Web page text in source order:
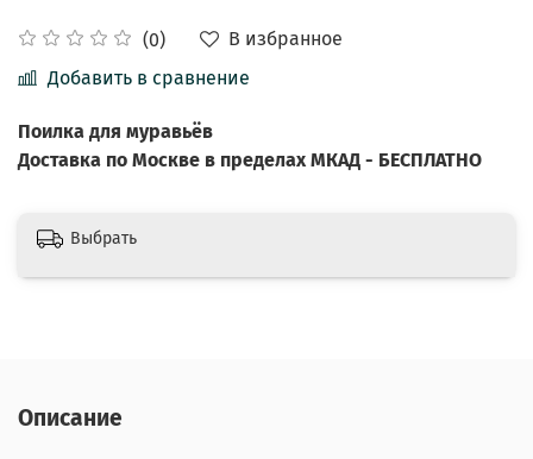
(0)
В избранное
Добавить в сравнение
Поилка для муравьёв
Доставка по Москве в пределах МКАД - БЕСПЛАТНО
Выбрать
Описание